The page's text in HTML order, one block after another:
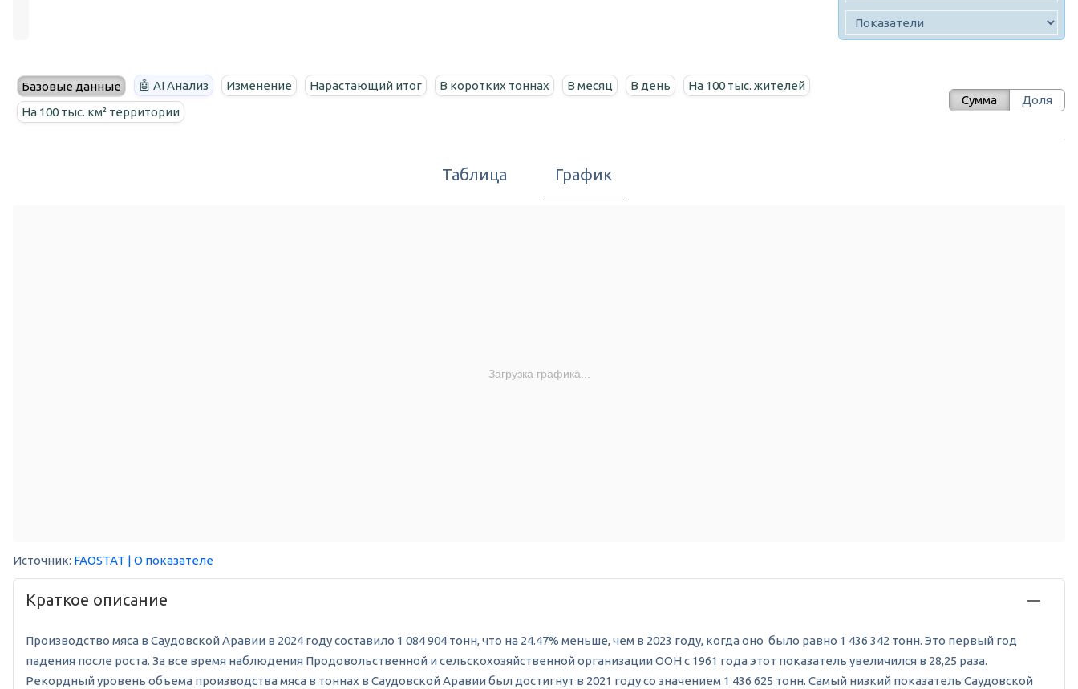
Базовые данные 🤖 AI Анализ Изменение Нарастающий итог В коротких тоннах В месяц В день
На 100 тыс. жителей
На 100 тыс. км² территории
Сумма Доля
Таблица График
Загрузка графика...
Источник: FAOSTAT | О показателе
Краткое описание
Производство мяса в Саудовской Аравии в 2024 году составило 1 084 904 тонн, что на 24.47% меньше, чем в 2023 году, когда оно было равно 1 436 342 тонн. Это первый год
падения после роста. За все время наблюдения Продовольственной и сельскохозяйственной организации ООН с 1961 года этот показатель увеличился в 28,25 раза.
Рекордный уровень объема производства мяса в тоннах в Саудовской Аравии был достигнут в 2021 году со значением 1 436 625 тонн. Самый низкий показатель Саудовской